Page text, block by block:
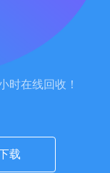
时在线回收！
载